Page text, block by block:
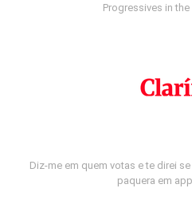
Progressives in
Diz-me em quem votas e te direi
paquera em